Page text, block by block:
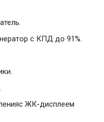
с КПД до 91%.
ЖК-дисплеем